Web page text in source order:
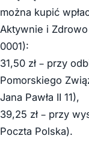
można kupić
Aktywnie i
0001):
31,50 zł – przy
Pomorskiego
Jana Pawła II 11),
39,25 zł – przy
Poczta Polska).